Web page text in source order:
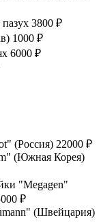
3800 ₽
1000 ₽
6000 ₽
(Россия) 22000 ₽
(Южная Корея)
"Megagen"
₽
(Швейцария)